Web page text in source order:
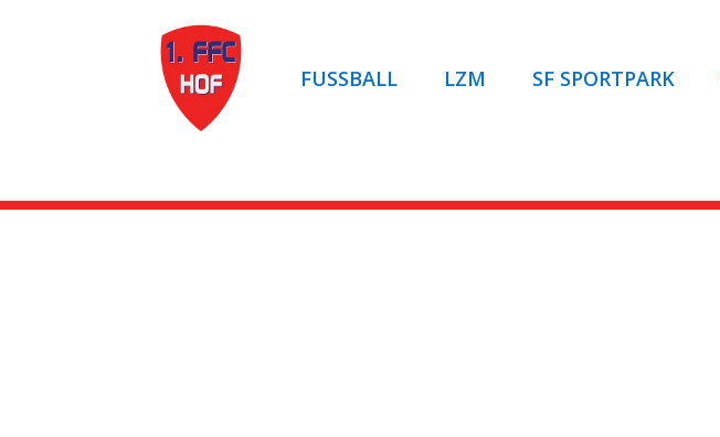
FUSSBALL LZM SF SPORTPARK